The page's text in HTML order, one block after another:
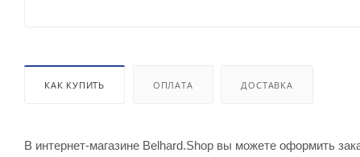
КАК КУПИТЬ ОПЛАТА ДОСТАВКА
В интернет-магазине Belhard.Shop вы можете оформить